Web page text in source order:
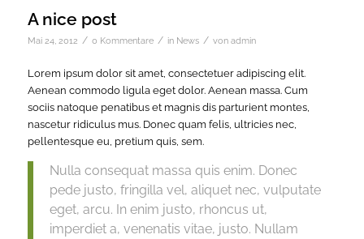
A nice post
Mai 24, 2012 / 0 Kommentare / in News / von admin
Lorem ipsum dolor sit amet, consectetuer adipiscing elit.
Aenean commodo ligula eget dolor. Aenean massa. Cum
sociis natoque penatibus et magnis dis parturient montes,
nascetur ridiculus mus. Donec quam felis, ultricies nec,
pellentesque eu, pretium quis, sem.
Nulla consequat massa quis enim. Donec
pede justo, fringilla vel, aliquet nec, vulputate
eget, arcu. In enim justo, rhoncus ut,
imperdiet a, venenatis vitae, justo. Nullam